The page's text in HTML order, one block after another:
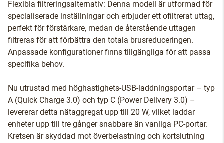
Flexibla filtreringsalternativ: Denna modell är utformad för
specialiserade inställningar och erbjuder ett ofiltrerat uttag,
perfekt för förstärkare, medan de återstående uttagen
filtreras för att förbättra den totala brusreduceringen.
Anpassade konfigurationer finns tillgängliga för att passa
specifika behov.
Nu utrustad med höghastighets-USB-laddningsportar – typ
A (Quick Charge 3.0) och typ C (Power Delivery 3.0) –
levererar detta nätaggregat upp till 20 W, vilket laddar
enheter upp till tre gånger snabbare än vanliga PC-portar.
Kretsen är skyddad mot överbelastning och kortslutning